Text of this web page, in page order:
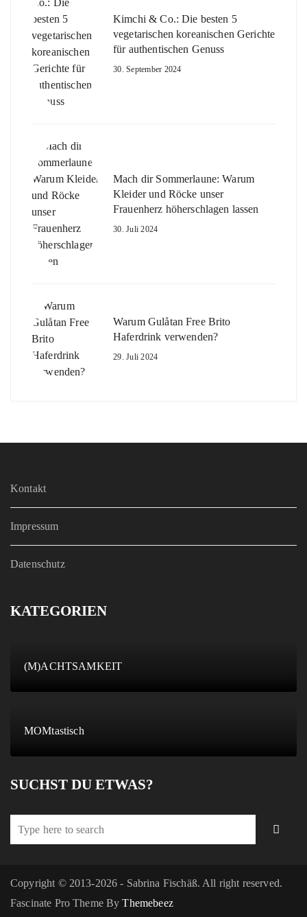
Kimchi & Co.: Die besten 5
vegetarischen koreanischen Gerichte
für authentischen Genuss
30. September 2024
Mach dir Sommerlaune: Warum
Kleider und Röcke unser
Frauenherz höherschlagen lassen
30. Juli 2024
Warum Gulåtan Free Brito
Haferdrink verwenden?
29. Juli 2024
Kontakt
Impressum
Datenschutz
KATEGORIEN
(M)ACHTSAMKEIT
MOMtastisch
SUCHST DU ETWAS?
Copyright © 2013-2026 - Sabrina Fischäß. All right reserved.
Fascinate Pro Theme ByThemebeez